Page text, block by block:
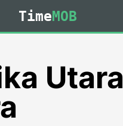
TimeMOB
Utara